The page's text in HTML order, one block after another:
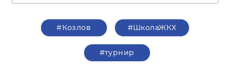
#Козлов #ШколаЖКХ
#турнир